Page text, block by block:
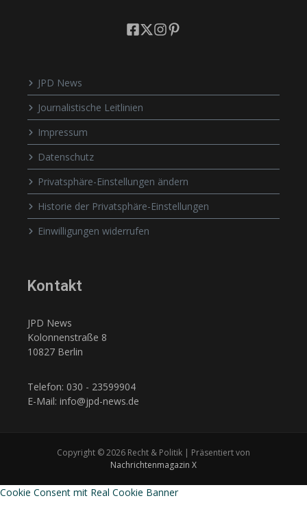
JPD News
Journalistische Leitlinien
Impressum
Datenschutz
Privatsphäre-Einstellungen ändern
Historie der Privatsphäre-Einstellungen
Einwilligungen widerrufen
Kontakt
JPD News
Kolonnenstraße 8
10827 Berlin
Telefon: 030 - 23599904
E-Mail: info@jpd-news.de
Copyright © 2026 Recht & Politik | Präsentiert von
Nachrichtenmagazin X
Cookie Consent mit Real Cookie Banner